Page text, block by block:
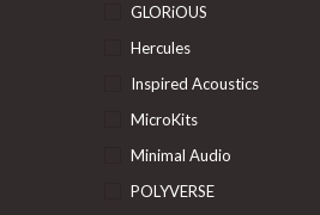
GLORiOUS
Hercules
Inspired Acoustics
MicroKits
Minimal Audio
POLYVERSE